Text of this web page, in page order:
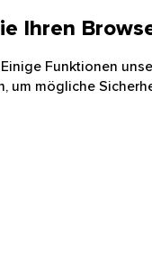
Ihren
Funktionen
um mögliche